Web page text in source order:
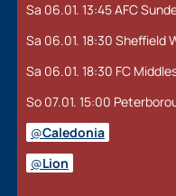
Sa 06.01. 13:45 AFC
Sa 06.01. 18:30 Sheffield
Sa 06.01. 18:30 FC
So 07.01. 15:00
Caledonia
Lion